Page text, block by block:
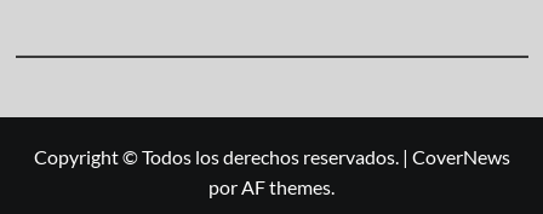
Copyright © Todos los derechos reservados. | CoverNews
por AF themes.